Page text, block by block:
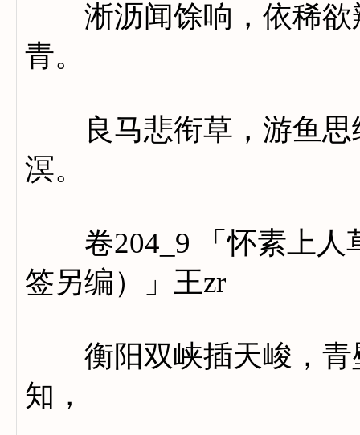
淅沥闻馀响，依稀欲
青。
良马悲衔草，游鱼思
溟。
卷204_9 「怀素上人
签另编）」王zr
衡阳双峡插天峻，青
知，